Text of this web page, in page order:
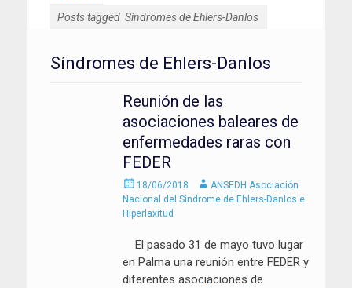
Posts tagged Síndromes de Ehlers-Danlos
Síndromes de Ehlers-Danlos
Reunión de las
asociaciones baleares de
enfermedades raras con
FEDER
Enviado
el
18/06/2018 AutorANSEDH Asociación
Nacional del Síndrome de Ehlers-Danlos e
Hiperlaxitud
El pasado 31 de mayo tuvo lugar
en Palma una reunión entre FEDER y
diferentes asociaciones de